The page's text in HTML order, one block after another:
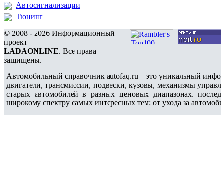
Автосигнализации
Тюнинг
© 2008 - 2026 Информационный
проект
LADAONLINE. Все права
защищены.
Автомобильный справочник autofaq.ru – это уникальный
двигатели, трансмиссии, подвески, кузовы, механизмы
старых автомобилей в разных ценовых диапазонах,
широкому спектру самых интересных тем: от ухода за